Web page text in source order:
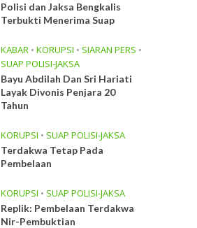
Polisi dan Jaksa Bengkalis
Terbukti Menerima Suap
KABAR • KORUPSI • SIARAN PERS •
SUAP POLISI-JAKSA
Bayu Abdilah Dan Sri Hariati
Layak Divonis Penjara 20
Tahun
KORUPSI • SUAP POLISI-JAKSA
Terdakwa Tetap Pada
Pembelaan
KORUPSI • SUAP POLISI-JAKSA
Replik: Pembelaan Terdakwa
Nir-Pembuktian